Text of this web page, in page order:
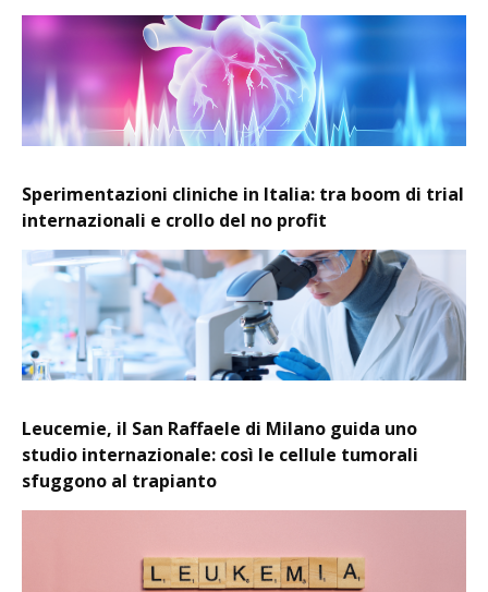
Sperimentazioni cliniche in Italia: tra boom di trial
internazionali e crollo del no profit
Leucemie, il San Raffaele di Milano guida uno
studio internazionale: così le cellule tumorali
sfuggono al trapianto